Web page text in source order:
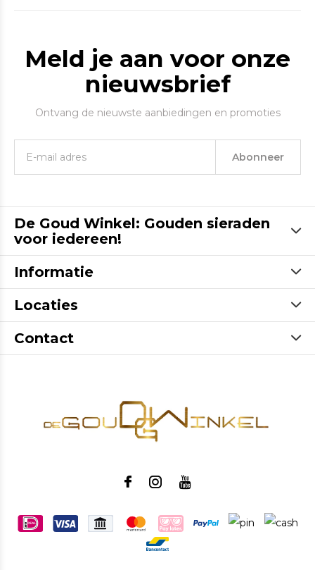
Meld je aan voor onze
nieuwsbrief
Ontvang de nieuwste aanbiedingen en promoties
Abonneer
De Goud Winkel: Gouden sieraden
voor iedereen!
Informatie
Locaties
Contact